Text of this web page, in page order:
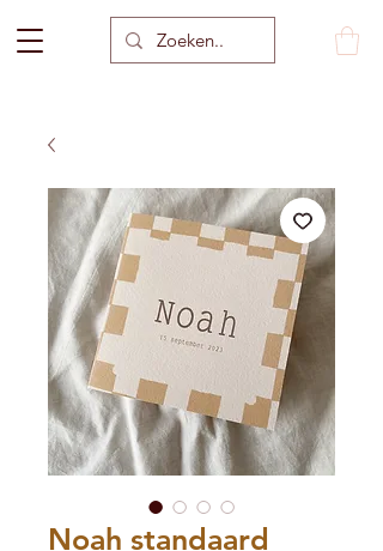
Noah standaard